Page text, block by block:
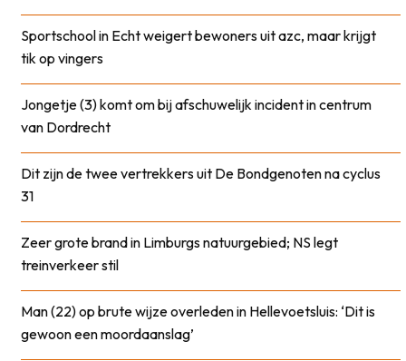
Sportschool in Echt weigert bewoners uit azc, maar krijgt
tik op vingers
Jongetje (3) komt om bij afschuwelijk incident in centrum
van Dordrecht
Dit zijn de twee vertrekkers uit De Bondgenoten na cyclus
31
Zeer grote brand in Limburgs natuurgebied; NS legt
treinverkeer stil
Man (22) op brute wijze overleden in Hellevoetsluis: ‘Dit is
gewoon een moordaanslag’